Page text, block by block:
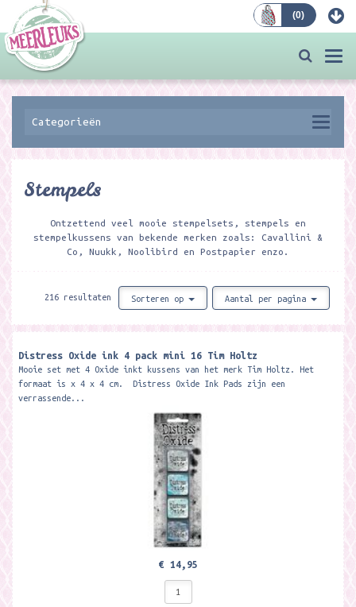
(0)
Categorieën
Stempels
Ontzettend veel mooie stempelsets, stempels en
stempelkussens van bekende merken zoals: Cavallini &
Co, Nuukk, Noolibird en Postpapier enzo.
216 resultaten Sorteren op Aantal per pagina
Distress Oxide ink 4 pack mini 16 Tim Holtz
Mooie set met 4 Oxide inkt kussens van het merk Tim Holtz. Het
formaat is x 4 x 4 cm. Distress Oxide Ink Pads zijn een
verrassende...
€ 14,95